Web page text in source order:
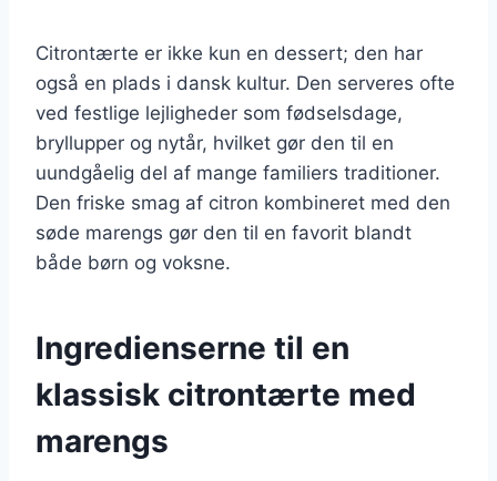
Citrontærte er ikke kun en dessert; den har
også en plads i dansk kultur. Den serveres ofte
ved festlige lejligheder som fødselsdage,
bryllupper og nytår, hvilket gør den til en
uundgåelig del af mange familiers traditioner.
Den friske smag af citron kombineret med den
søde marengs gør den til en favorit blandt
både børn og voksne.
Ingredienserne til en
klassisk citrontærte med
marengs